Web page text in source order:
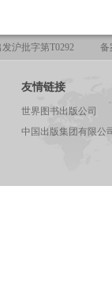
沪批字第T0292 备
友情链接
世界图书出版公司
中国出版集团有限公